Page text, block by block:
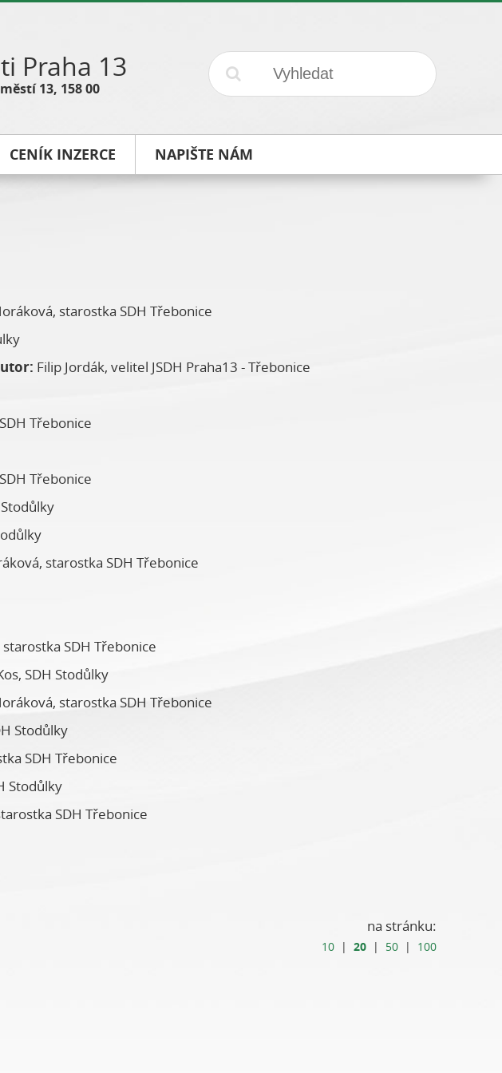
Praha 13
13, 158 00
CENÍK INZERCE NAPIŠTE NÁM
starostka SDH Třebonice
Filip Jordák, velitel JSDH Praha13 - Třebonice
Třebonice
Třebonice
starostka SDH Třebonice
SDH Třebonice
SDH Stodůlky
starostka SDH Třebonice
Stodůlky
SDH Třebonice
Stodůlky
SDH Třebonice
na stránku:
10| 20| 50| 100